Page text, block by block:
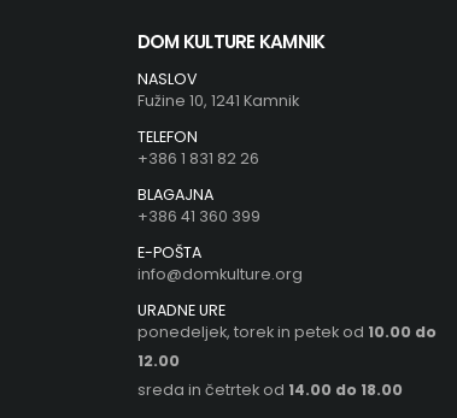
DOM KULTURE KAMNIK
NASLOV
Fužine 10, 1241 Kamnik
TELEFON
+386 1 831 82 26
BLAGAJNA
+386 41 360 399
E-POŠTA
info@domkulture.org
URADNE URE
ponedeljek, torek in petek od 10.00 do
12.00
sreda in četrtek od 14.00 do 18.00